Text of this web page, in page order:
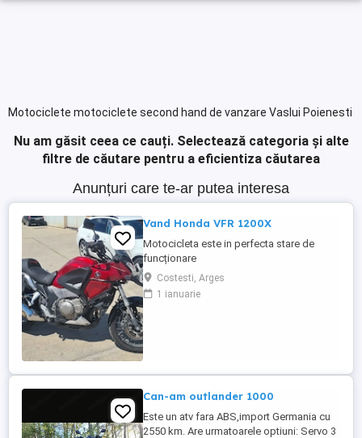
Motociclete motociclete second hand de vanzare Vaslui Poienesti
Nu am găsit ceea ce cauți. Selectează categoria și alte
filtre de căutare pentru a eficientiza căutarea
Anunțuri care te-ar putea interesa
Vand Honda VFR 1200X
Motocicleta este in perfecta stare de
funcționare
Costesti, Arges
1 ianuarie
Can-am outlander 1000
Este un atv fara ABS,import Germania cu
2550 km. Are urmatoarele optiuni: Servo 3